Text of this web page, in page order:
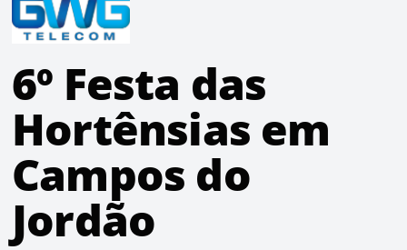
6º Festa das
Hortênsias em
Campos do
Jordão